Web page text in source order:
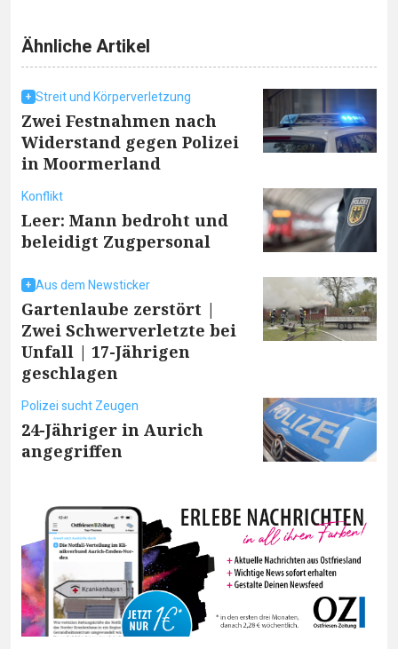
Ähnliche Artikel
Streit und Körperverletzung
Zwei Festnahmen nach
Widerstand gegen Polizei
in Moormerland
Konflikt
Leer: Mann bedroht und
beleidigt Zugpersonal
Aus dem Newsticker
Gartenlaube zerstört |
Zwei Schwerverletzte bei
Unfall | 17-Jährigen
geschlagen
Polizei sucht Zeugen
24-Jähriger in Aurich
angegriffen